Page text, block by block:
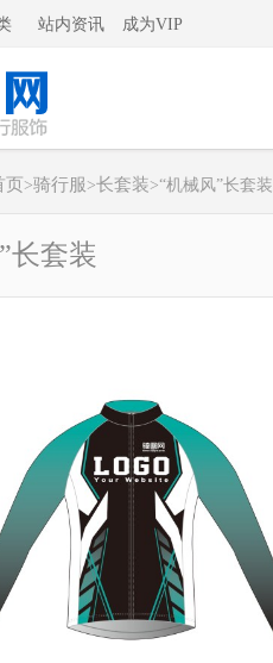
站内资讯 成为VIP
页>骑行服 >长套装>“机械风”长套装
长套装